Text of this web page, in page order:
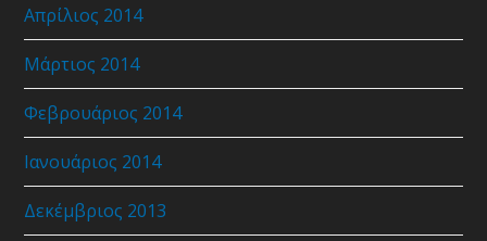
Απρίλιος 2014
Μάρτιος 2014
Φεβρουάριος 2014
Ιανουάριος 2014
Δεκέμβριος 2013